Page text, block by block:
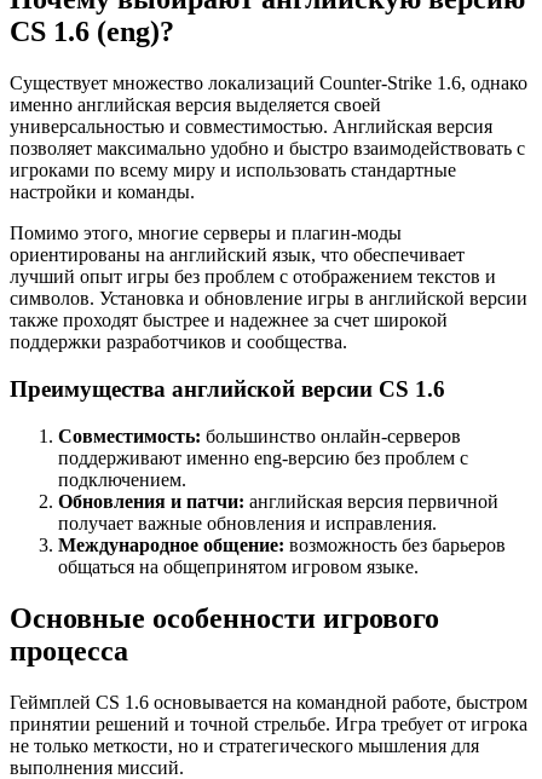
CS 1.6 (eng)?
Существует множество локализаций Counter-Strike 1.6, однако
именно английская версия выделяется своей
универсальностью и совместимостью. Английская версия
позволяет максимально удобно и быстро взаимодействовать с
игроками по всему миру и использовать стандартные
настройки и команды.
Помимо этого, многие серверы и плагин-моды
ориентированы на английский язык, что обеспечивает
лучший опыт игры без проблем с отображением текстов и
символов. Установка и обновление игры в английской версии
также проходят быстрее и надежнее за счет широкой
поддержки разработчиков и сообщества.
Преимущества английской версии CS 1.6
Совместимость: большинство онлайн-серверов
поддерживают именно eng-версию без проблем с
подключением.
Обновления и патчи: английская версия первичной
получает важные обновления и исправления.
Международное общение: возможность без барьеров
общаться на общепринятом игровом языке.
Основные особенности игрового
процесса
Геймплей CS 1.6 основывается на командной работе, быстром
принятии решений и точной стрельбе. Игра требует от игрока
не только меткости, но и стратегического мышления для
выполнения миссий.